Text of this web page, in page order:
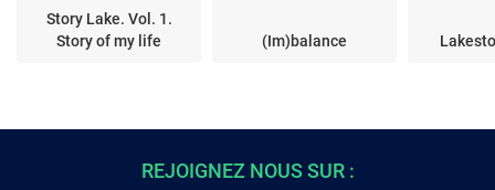
Story Lake. Vol. 1.
Story of my life
(Im)balance
REJOIGNEZ NOUS SUR :